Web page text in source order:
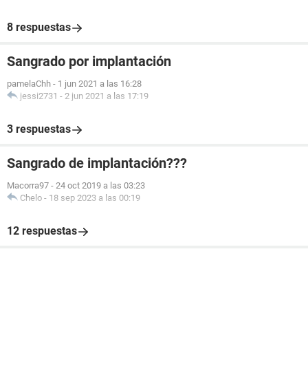
8 respuestas
Sangrado por implantación
pamelaChh - 1 jun 2021 a las 16:28
jessi2731 - 2 jun 2021 a las 17:19
3 respuestas
Sangrado de implantación???
Macorra97 - 24 oct 2019 a las 03:23
Chelo - 18 sep 2023 a las 00:19
12 respuestas